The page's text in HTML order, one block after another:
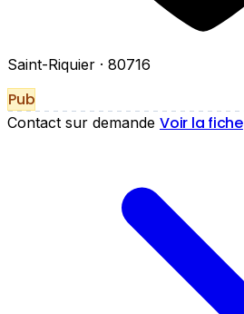
Saint-Riquier · 80716
Pub
Contact sur demande Voir la fiche